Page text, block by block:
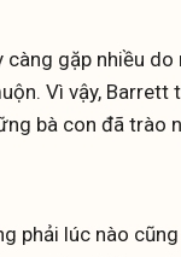
gặp nhiều
Vì vậy,
bà con đã trào
phải lúc nào